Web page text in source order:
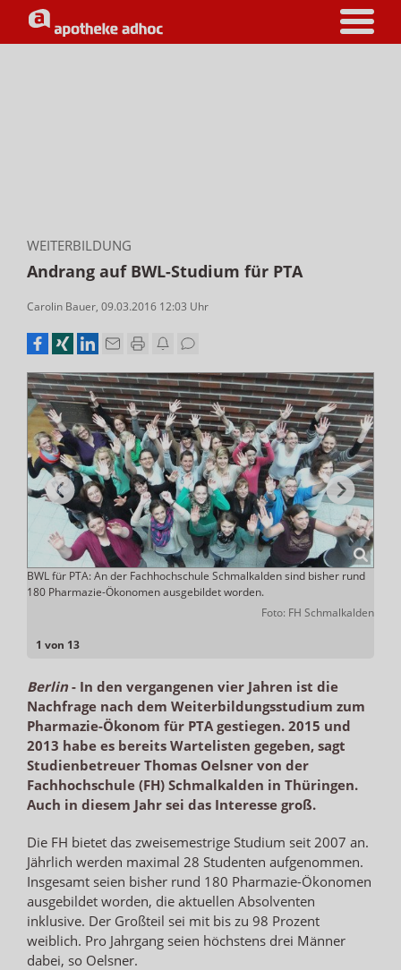
WEITERBILDUNG
Andrang auf BWL-Studium für PTA
Carolin Bauer, 09.03.2016 12:03 Uhr
1 von 13
BWL für PTA: An der Fachhochschule Schmalkalden sind bisher rund
180 Pharmazie-Ökonomen ausgebildet worden.
Foto: FH Schmalkalden
Berlin- In den vergangenen vier Jahren ist die
Nachfrage nach dem Weiterbildungsstudium zum
Pharmazie-Ökonom für PTA gestiegen. 2015 und
2013 habe es bereits Wartelisten gegeben, sagt
Studienbetreuer Thomas Oelsner von der
Fachhochschule (FH) Schmalkalden in Thüringen.
Auch in diesem Jahr sei das Interesse groß.
Die FH bietet das zweisemestrige Studium seit 2007 an.
Jährlich werden maximal 28 Studenten aufgenommen.
Insgesamt seien bisher rund 180 Pharmazie-Ökonomen
ausgebildet worden, die aktuellen Absolventen
inklusive. Der Großteil sei mit bis zu 98 Prozent
weiblich. Pro Jahrgang seien höchstens drei Männer
dabei, so Oelsner.